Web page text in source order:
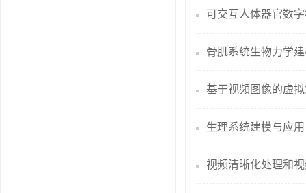
可交互人体器官数
骨肌系统生物力学
基于视频图像的虚
生理系统建模与应用
视频清晰化处理和